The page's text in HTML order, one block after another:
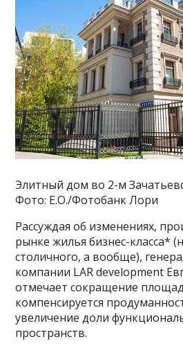
Элитный дом во 2-м
Фото: E.O./Фотобанк Лори
Рассуждая об изменениях,
рынке жилья бизнес-класса*
столичного, а вообще),
компании LAR development
отмечает сокращение
компенсируется
увеличение доли
пространств.